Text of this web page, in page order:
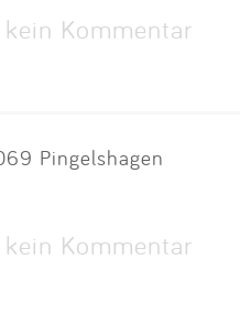
Kommentar
Pingelshagen
Kommentar